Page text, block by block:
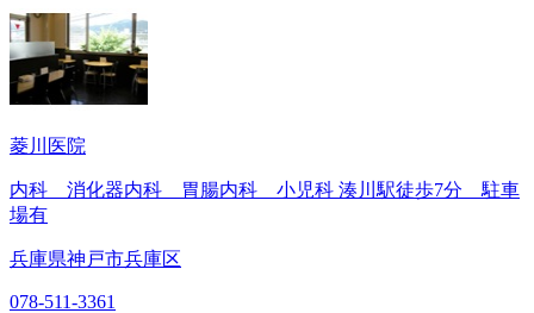
菱川医院
内科 消化器内科 胃腸内科 小児科 湊川駅徒歩7分 駐車
場有
兵庫県神戸市兵庫区
078-511-3361